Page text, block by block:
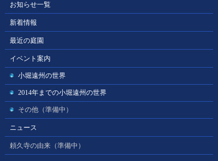
お知らせ一覧
新着情報
最近の庭園
イベント案内
小堀遠州の世界
2014年までの小堀遠州の世界
その他（準備中）
ニュース
頼久寺の由来（準備中）